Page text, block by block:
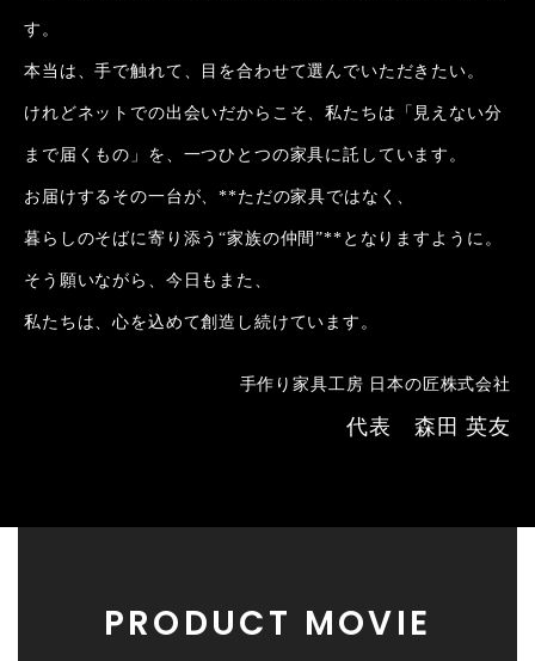
す。
本当は、手で触れて、目を合わせて選んでいただきたい。
けれどネットでの出会いだからこそ、私たちは「見えない分
まで届くもの」を、一つひとつの家具に託しています。
お届けするその一台が、**ただの家具ではなく、
暮らしのそばに寄り添う“家族の仲間”**となりますように。
そう願いながら、今日もまた、
私たちは、心を込めて創造し続けています。
手作り家具工房 日本の匠株式会社
代表 森田 英友
PRODUCT MOVIE